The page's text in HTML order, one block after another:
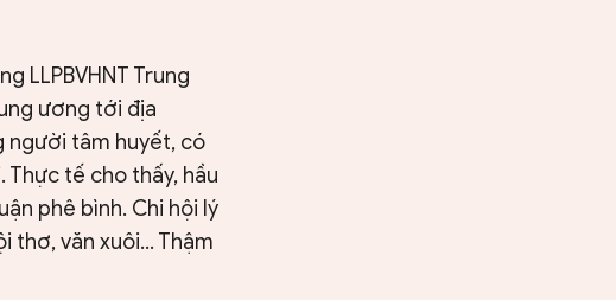
LLPBVHNT Trung
ương tới địa
người tâm huyết, có
Thực tế cho thấy, hầu
phê bình. Chi hội lý
thơ, văn xuôi… Thậm